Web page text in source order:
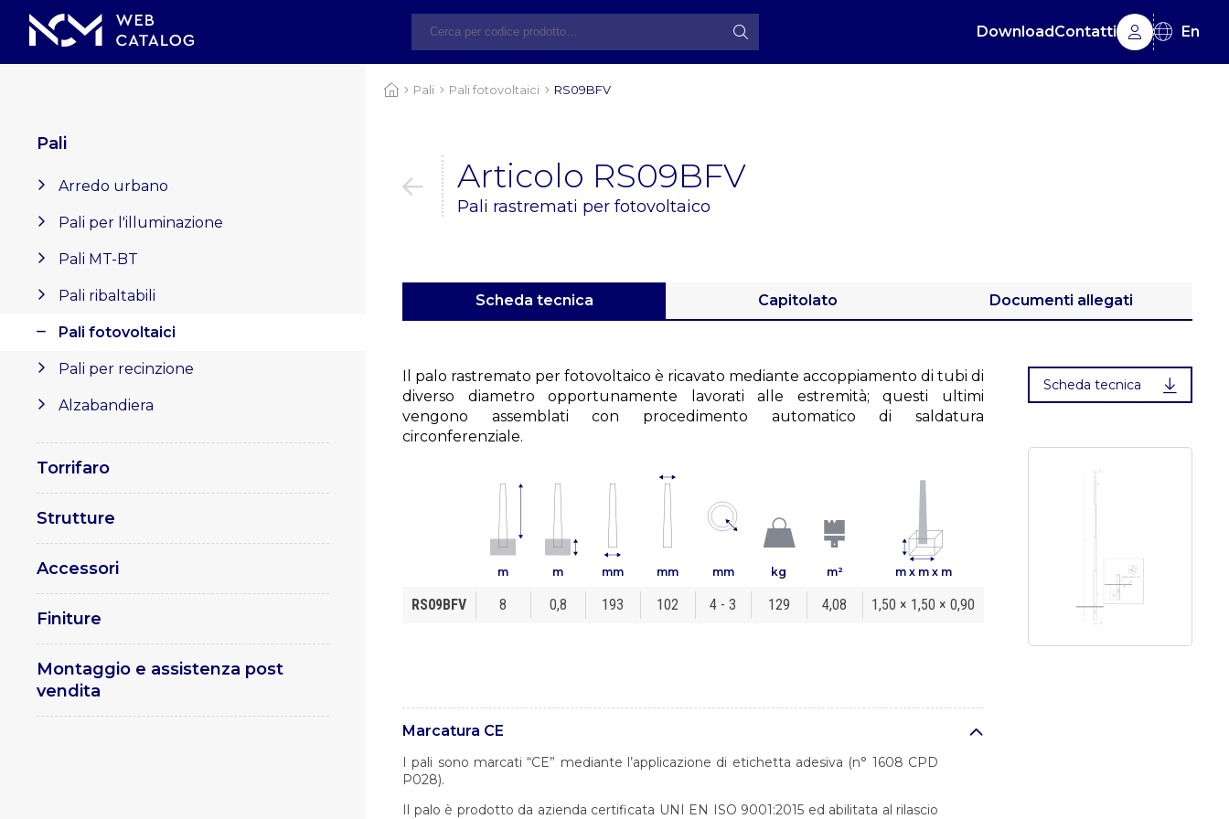
DownloadContatti En
Pali
Arredo urbano
Pali per l'illuminazione
Pali MT-BT
Pali ribaltabili
Pali fotovoltaici
Pali per recinzione
Alzabandiera
Torrifaro
Strutture
Accessori
Finiture
Montaggio e assistenza post
vendita
Pali Pali fotovoltaici RS09BFV
Articolo RS09BFV
Pali rastremati per fotovoltaico
Scheda tecnica
Il palo rastremato per fotovoltaico è ricavato mediante accoppiamento di tubi di
diverso diametro opportunamente lavorati alle estremità; questi ultimi
vengono assemblati con procedimento automatico di saldatura
circonferenziale.
m m mm mm mm kg m² m x m x m
RS09BFV 8 0,8 193 102 4 - 3 129 4,08 1,50 × 1,50 × 0,90
Marcatura CE
I pali sono marcati “CE” mediante l’applicazione di etichetta adesiva (n° 1608 CPD
P028).
Il palo è prodotto da azienda certificata UNI EN ISO 9001:2015 ed abilitata al rilascio
Scheda tecnica
Capitolato Documenti allegati